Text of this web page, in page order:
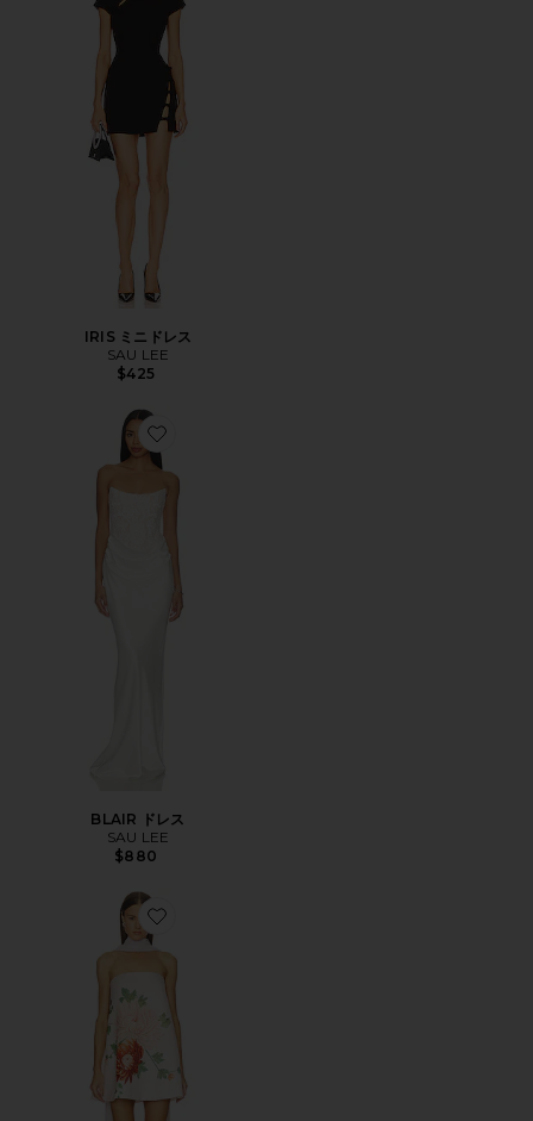
IRIS ミニドレス
SAU LEE
$425
Favorite BLAIR ドレス
BLAIR ドレス
SAU LEE
$880
Favorite RUBY ドレス